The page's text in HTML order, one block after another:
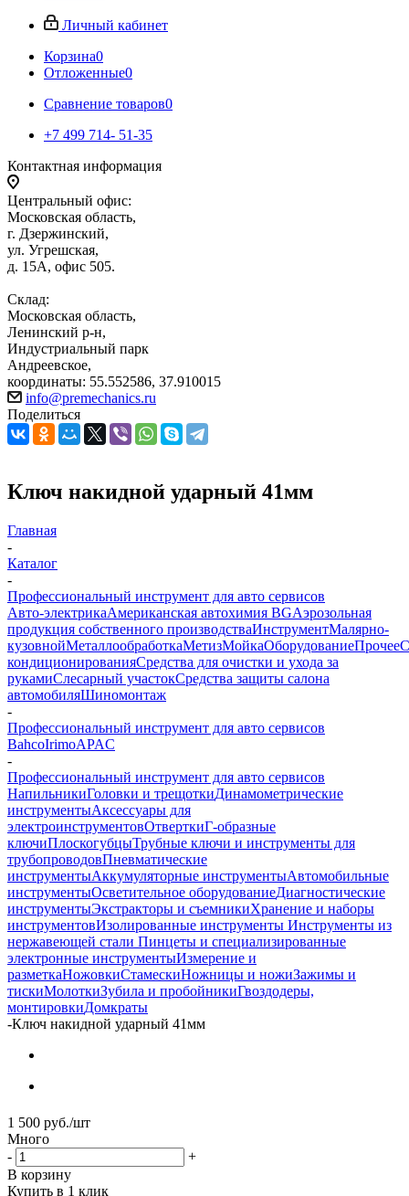
Личный кабинет
Корзина0
Отложенные0
Сравнение товаров0
+7 499 714- 51-35
Контактная информация
Центральный офис:
Московская область,
г. Дзержинский,
ул. Угрешская,
д. 15А, офис 505.
Склад:
Московская область,
Ленинский р-н,
Индустриальный парк
Андреевское,
координаты: 55.552586, 37.910015
info@premechanics.ru
Поделиться
Ключ накидной ударный 41мм
Главная
-
Каталог
-
Профессиональный инструмент для авто сервисов
Авто-электрикаАмериканская автохимия BGАэрозольная
продукция собственного производстваИнструментМалярно-
кузовнойМеталлообработкаМетизМойкаОборудованиеПрочее
кондиционированияСредства для очистки и ухода за
рукамиСлесарный участокСредства защиты салона
автомобиляШиномонтаж
-
Профессиональный инструмент для авто сервисов
BahcoIrimoAPAC
-
Профессиональный инструмент для авто сервисов
НапильникиГоловки и трещоткиДинамометрические
инструментыАксессуары для
электроинструментовОтверткиГ-образные
ключиПлоскогубцыТрубные ключи и инструменты для
трубопроводовПневматические
инструментыАккумуляторные инструментыАвтомобильные
инструментыОсветительное оборудованиеДиагностические
инструментыЭкстракторы и съемникиХранение и наборы
инструментовИзолированные инструменты Инструменты из
нержавеющей стали Пинцеты и специализированные
электронные инструментыИзмерение и
разметкаНожовкиСтамескиНожницы и ножиЗажимы и
тискиМолоткиЗубила и пробойникиГвоздодеры,
монтировкиДомкраты
-Ключ накидной ударный 41мм
1 500 руб./шт
Много
-
+
В корзину
Купить в 1 клик